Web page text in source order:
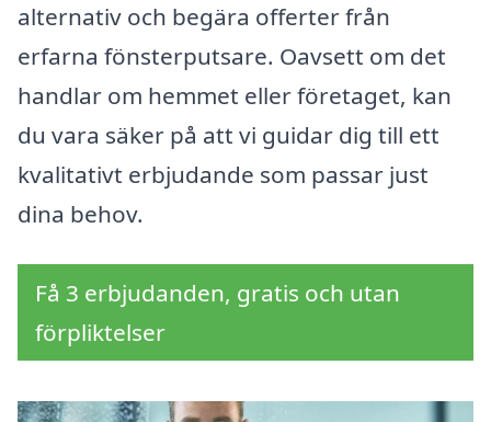
alternativ och begära offerter från
erfarna fönsterputsare. Oavsett om det
handlar om hemmet eller företaget, kan
du vara säker på att vi guidar dig till ett
kvalitativt erbjudande som passar just
dina behov.
Få 3 erbjudanden, gratis och utan
förpliktelser